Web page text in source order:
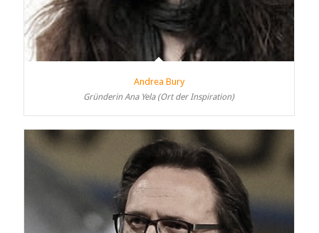
Andrea Bury
Gründerin Ana Yela (Ort der Inspiration)